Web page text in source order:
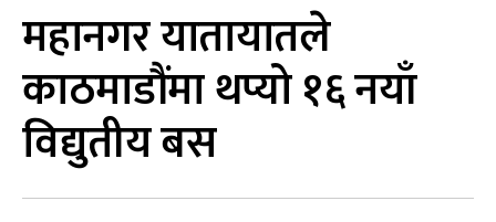
महानगर यातायातले
काठमाडौंमा थप्यो १६ नयाँ
विद्युतीय बस